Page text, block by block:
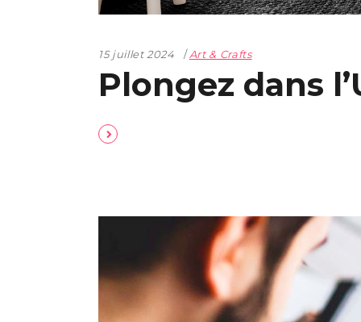
15 juillet 2024 Art & Crafts
Plongez dans